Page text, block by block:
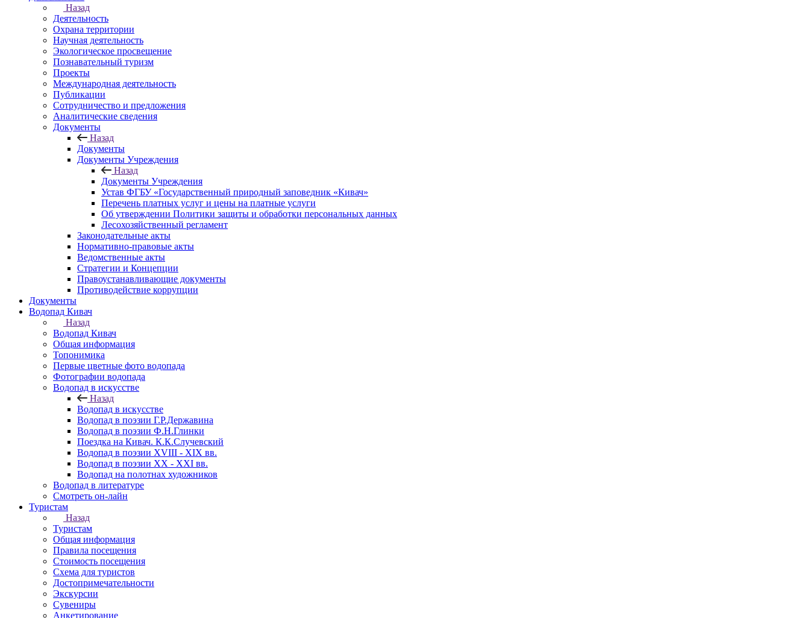
Назад
Деятельность
Охрана территории
Научная деятельность
Экологическое просвещение
Познавательный туризм
Проекты
Международная деятельность
Публикации
Сотрудничество и предложения
Аналитические сведения
Документы
Назад
Документы
Документы Учреждения
Назад
Документы Учреждения
Устав ФГБУ «Государственный природный заповедник «Кивач»
Перечень платных услуг и цены на платные услуги
Об утверждении Политики защиты и обработки персональных данных
Лесохозяйственный регламент
Законодательные акты
Нормативно-правовые акты
Ведомственные акты
Стратегии и Концепции
Правоустанавливающие документы
Противодействие коррупции
Документы
Водопад Кивач
Назад
Водопад Кивач
Общая информация
Топонимика
Первые цветные фото водопада
Фотографии водопада
Водопад в искусстве
Назад
Водопад в искусстве
Водопад в поэзии Г.Р.Державина
Водопад в поэзии Ф.Н.Глинки
Поездка на Кивач. К.К.Случевский
Водопад в поэзии XVIII - XIX вв.
Водопад в поэзии XX - XXI вв.
Водопад на полотнах художников
Водопад в литературе
Смотреть он-лайн
Туристам
Назад
Туристам
Общая информация
Правила посещения
Стоимость посещения
Схема для туристов
Достопримечательности
Экскурсии
Сувениры
Анкетирование